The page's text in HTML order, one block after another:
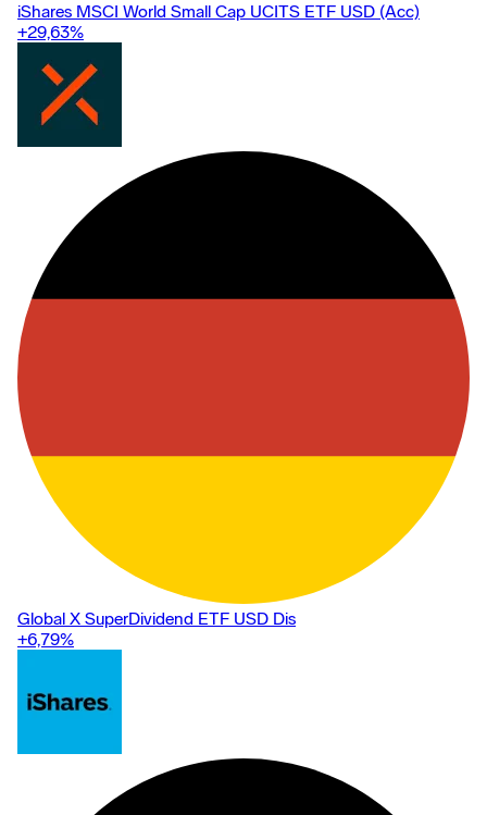
iShares MSCI World Small Cap UCITS ETF USD (Acc)
+29,63%
Global X SuperDividend ETF USD Dis
+6,79%